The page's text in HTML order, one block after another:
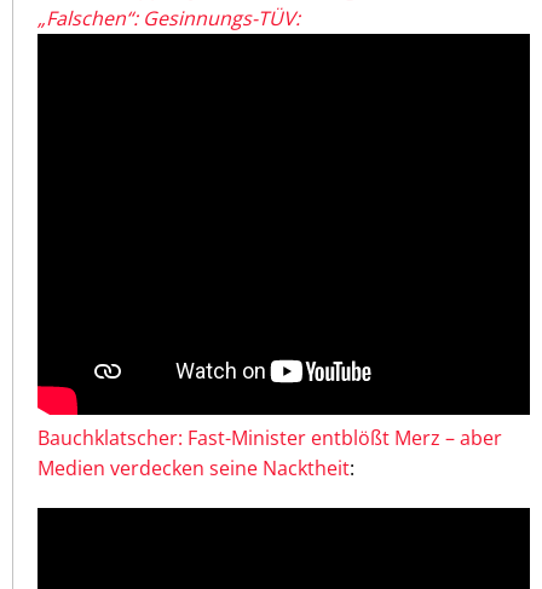
„Falschen“: Gesinnungs-TÜV:
Bauchklatscher: Fast-Minister entblößt Merz – aber
Medien verdecken seine Nacktheit: